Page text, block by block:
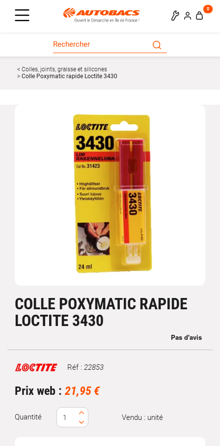
0
Colles, joints, graisse et silicones
Colle Poxymatic rapide Loctite 3430
COLLE POXYMATIC RAPIDE
LOCTITE 3430
Marque Réf : 22853
Prix web : 21,95 €
Quantité Vendu : unité